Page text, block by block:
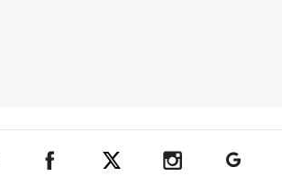
시아 네이버TV텐아시아 페이스북텐아시아 엑스텐아시아 인스타그램
텐아시아